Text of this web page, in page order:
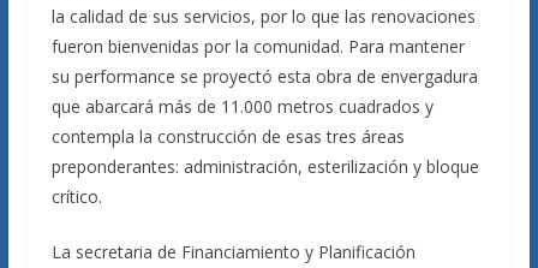
la calidad de sus servicios, por lo que las renovaciones
fueron bienvenidas por la comunidad. Para mantener
su performance se proyectó esta obra de envergadura
que abarcará más de 11.000 metros cuadrados y
contempla la construcción de esas tres áreas
preponderantes: administración, esterilización y bloque
crítico.
La secretaria de Financiamiento y Planificación